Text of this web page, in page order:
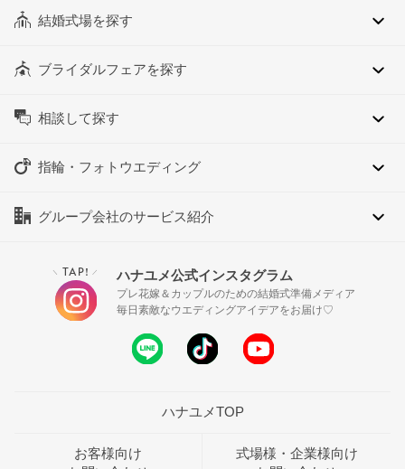
結婚式場を探す
ブライダルフェアを探す
相談して探す
指輪・フォトウエディング
グループ会社のサービス紹介
＼ TAP! ／ ハナユメ公式インスタグラム
プレ花嫁＆カップルのための結婚式準備メディア
毎日素敵なウエディングアイデアをお届け♡
ハナユメTOP
お客様向け
式場様・企業様向け